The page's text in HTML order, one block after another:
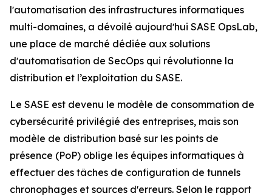
lʼautomatisation des infrastructures informatiques
multi-domaines, a dévoilé aujourdʼhui SASE OpsLab,
une place de marché dédiée aux solutions
dʼautomatisation de SecOps qui révolutionne la
distribution et l’exploitation du SASE.
Le SASE est devenu le modèle de consommation de
cybersécurité privilégié des entreprises, mais son
modèle de distribution basé sur les points de
présence (PoP) oblige les équipes informatiques à
effectuer des tâches de configuration de tunnels
chronophages et sources dʼerreurs. Selon le rapport